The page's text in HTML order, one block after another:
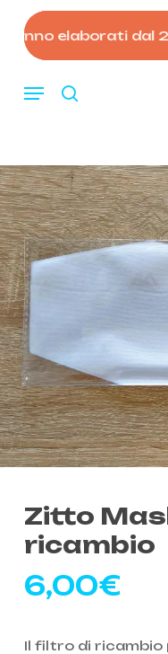
main
elaborati dal 25
search
Menu
Carrello
Zitto
ricambio
6,00€
Il filtro di ricambio